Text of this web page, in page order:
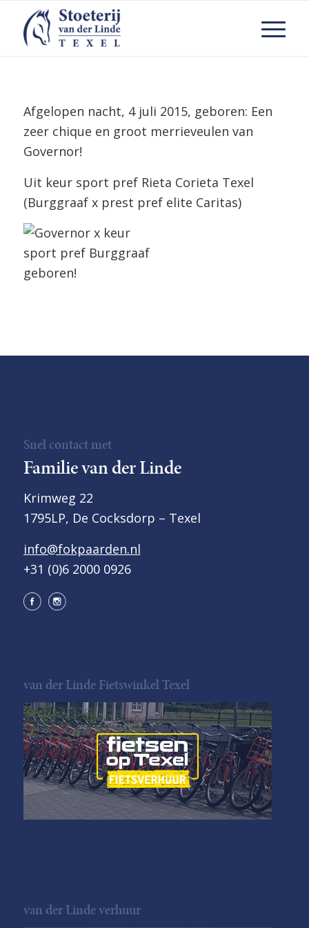
Afgelopen nacht, 4 juli 2015, geboren: Een
zeer chique en groot merrieveulen van
Governor!
Uit keur sport pref Rieta Corieta Texel
(Burggraaf x prest pref elite Caritas)
Snel contact met
Familie van der Linde
Krimweg 22
1795LP, De Cocksdorp – Texel
info@fokpaarden.nl
+31 (0)6 2000 0926
van der Linde Fietswinkel Texel
van der Linde verhuur